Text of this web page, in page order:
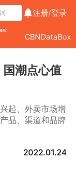
注册/登录
CBNDataBox
潮点心值
起、外卖市场增
品、渠道和品牌
2022.01.24